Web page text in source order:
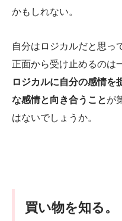
かもしれない。
自分はロジカルだと思っ
正面から受け止めるのは
ロジカルに自分の感情を
な感情と向き合うことが
はないでしょうか。
買い物を知る。